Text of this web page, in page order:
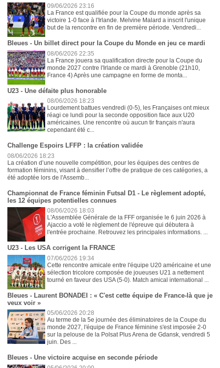
09/06/2026 23:16
La France est qualifiée pour la Coupe du monde après sa
victoire 1-0 face à l'Irlande. Melvine Malard a inscrit l'unique
but de la rencontre en fin de première période. Vendredi...
Bleues - Un billet direct pour la Coupe du Monde en jeu ce mardi
08/06/2026 22:35
La France jouera sa qualification directe pour la Coupe du
monde 2027 contre l'Irlande ce mardi à Grenoble (21h10,
France 4) Après une campagne en forme de monta...
U23 - Une défaite plus honorable
08/06/2026 18:23
Lourdement battues vendredi (0-5), les Françaises ont mieux
réagi ce lundi pour la seconde opposition face aux U20
américaines. Une rencontre où aucun tir français n'aura
cependant été c...
Challenge Espoirs LFFP : la création validée
08/06/2026 18:23
La création d’une nouvelle compétition, pour les équipes des centres de
formation féminins, visant à densifier l’offre de pratique de ces catégories, a
été adoptée lors de l'Assemb...
Championnat de France féminin Futsal D1 - Le règlement adopté,
les 12 équipes potentielles connues
08/06/2026 18:03
L'Assemblée Générale de la FFF organisée le 6 juin 2026 à
Ajaccio a voté le règlement de l'épreuve qui débutera à
l'entrée prochaine. Retrouvez les principales informations. ...
U23 - Les USA corrigent la FRANCE
07/06/2026 19:34
Cette rencontre amicale entre l'équipe U20 américaine et une
sélection tricolore composée de joueuses U21 a nettement
tourné en faveur des USA (5-0). Match amical international ...
Bleues - Laurent BONADEI : « C'est cette équipe de France-là que je
veux voir »
05/06/2026 20:28
Au terme de la 5e journée des éliminatoires de la Coupe du
monde 2027, l'équipe de France féminine s'est imposée 2-0
sur la pelouse de la Polsat Plus Arena de Gdansk, vendredi 5
juin. Des ...
Bleues - Une victoire acquise en seconde période